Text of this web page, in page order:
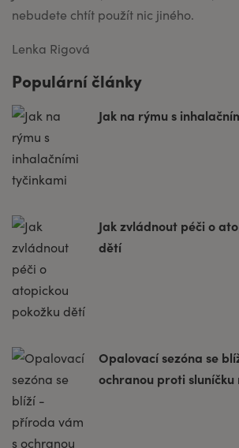
nebudete chtít použít nic jiného.
Lenka Rigová
Populární články
Jak na rýmu s
Jak zvládnout péči o
dětí
Opalovací sezóna se
ochranou proti